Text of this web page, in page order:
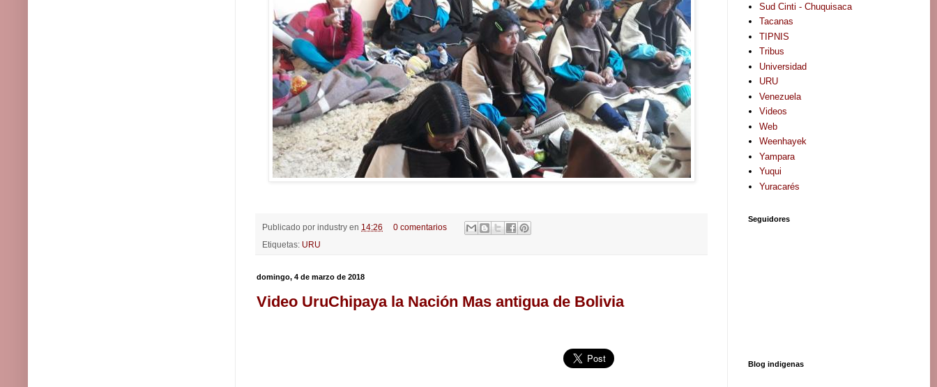
Publicado por industry en 14:26
0 comentarios
Etiquetas: URU
domingo, 4 de marzo de 2018
Video UruChipaya la Nación Mas antigua de Bolivia
Sud Cinti - Chuquisaca
Tacanas
TIPNIS
Tribus
Universidad
URU
Venezuela
Videos
Web
Weenhayek
Yampara
Yuqui
Yuracarés
Seguidores
Blog indigenas